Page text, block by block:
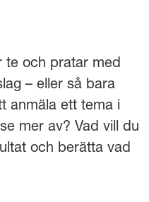
te och pratar med
– eller så bara
anmäla ett tema i
mer av? Vad vill du
och berätta vad